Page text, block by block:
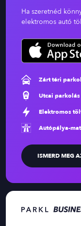
Ha szeretnéd
elektromos autó
Zárt téri
Utcai parkolás
Elektromos
Autópálya-
ISMERD MEG